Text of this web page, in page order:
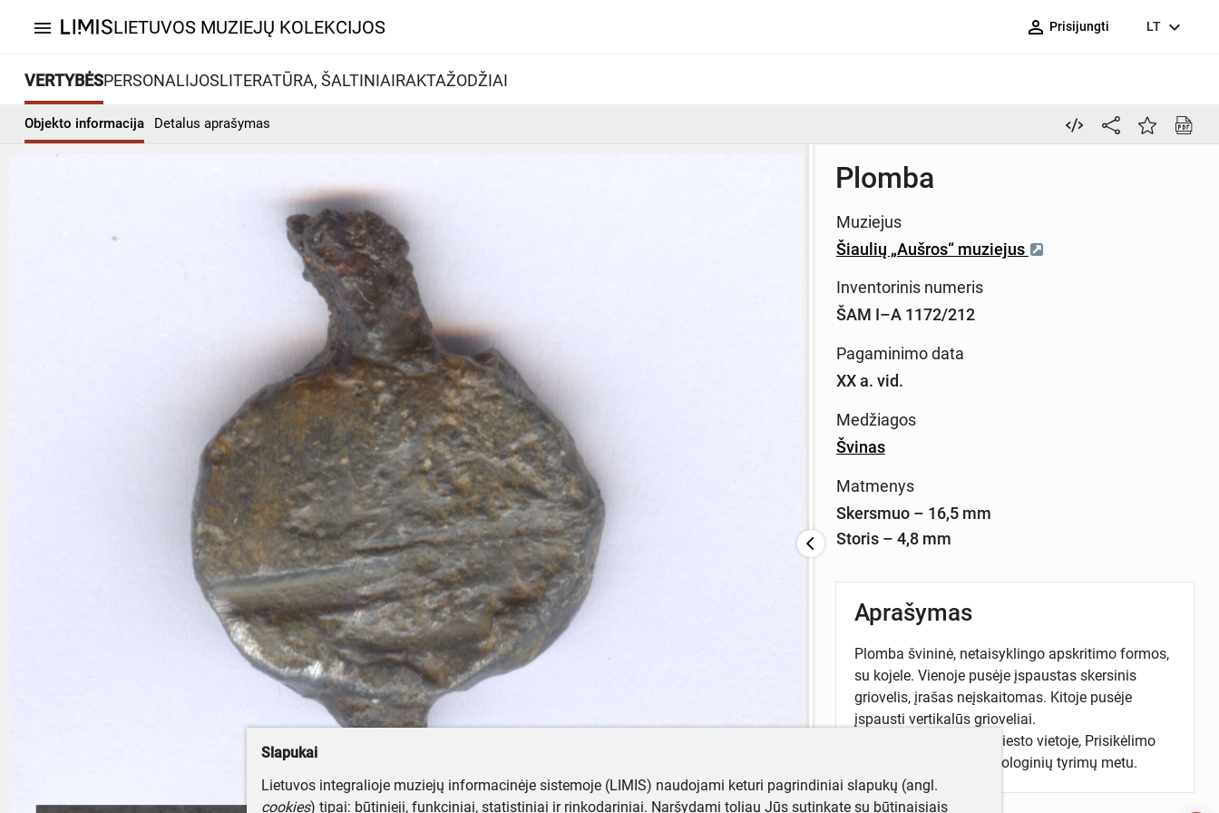
menu LIETUVOS MUZIEJŲ KOLEKCIJOS person_outline Prisijungti LT expand_more
VERTYBĖSPERSONALIJOSLITERATŪRA, ŠALTINIAIRAKTAŽODŽIAI
Objekto informacija Detalus aprašymas
Plomba
Muziejus
Šiaulių „Aušros“ muziejus
Inventorinis numeris
ŠAM I–A 1172/212
Pagaminimo data
XX a. vid.
Medžiagos
Švinas
Matmenys
Skersmuo – 16,5 mm
Storis – 4,8 mm
Aprašymas
Plomba švininė, netaisyklingo apskritimo formos,
su kojele. Vienoje pusėje įspaustas skersinis
griovelis, įrašas neįskaitomas. Kitoje pusėje
įspausti vertikalūs grioveliai.
Rasta Šiaulių senojo miesto vietoje, Prisikėlimo
aikštėje, 2018 m. archeologinių tyrimų metu.
Slapukai
Lietuvos integralioje muziejų informacinėje sistemoje (LIMIS) naudojami keturi pagrindiniai slapukų (angl.
cookies) tipai: būtinieji, funkciniai, statistiniai ir rinkodariniai. Naršydami toliau Jūs sutinkate su būtinaisiais